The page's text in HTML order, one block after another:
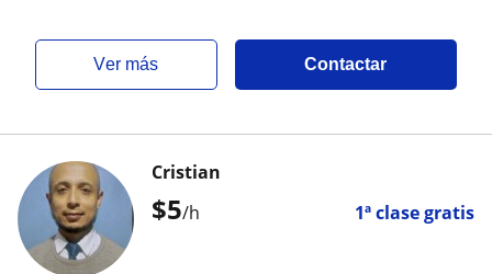
ver más Contactar
$5/h 1ª clase gratis
Cristian